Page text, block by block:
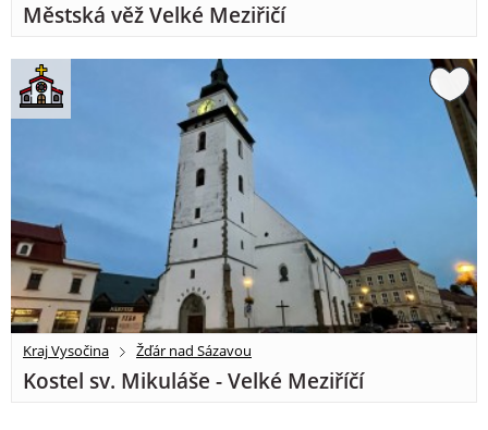
Městská věž Velké Meziřičí
Kraj Vysočina Žďár nad Sázavou
Kostel sv. Mikuláše - Velké Meziříčí